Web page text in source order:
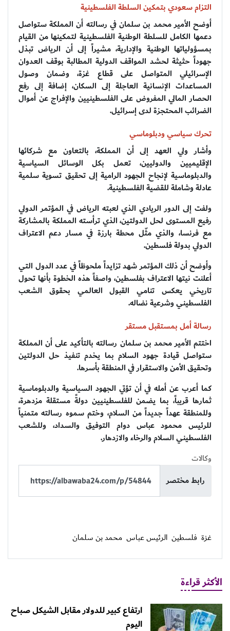
التزام سعودي بتمكين السلطة الفلسطينية
أوضح الأمير محمد بن سلمان في رسالته أن المملكة ستواصل
دعمها الكامل للسلطة الوطنية الفلسطينية لتمكينها من القيام
بمسؤولياتها الوطنية والإدارية، مشيراً إلى أن الرياض تبذل
جهوداً حثيثة لحشد المواقف الدولية المطالبة بوقف العدوان
الإسرائيلي المتواصل على قطاع غزة، وضمان وصول
المساعدات الإنسانية العاجلة إلى السكان، إضافة إلى رفع
الحصار المالي المفروض على الفلسطينيين والإفراج عن أموال
الضرائب المحتجزة لدى إسرائيل.
تحرك سياسي ودبلوماسي
وأشار ولي العهد إلى أن المملكة، بالتعاون مع شركائها
الإقليميين والدوليين، تعمل بكل الوسائل السياسية
والدبلوماسية لإنجاح الجهود الرامية إلى تحقيق تسوية سلمية
عادلة وشاملة للقضية الفلسطينية.
ولفت إلى الدور الريادي الذي لعبته الرياض في المؤتمر الدولي
رفيع المستوى لحل الدولتين، الذي ترأسته المملكة بالمشاركة
مع فرنسا، والذي مثّل محطة بارزة في مسار دعم الاعتراف
الدولي بدولة فلسطين.
وأوضح أن ذلك المؤتمر شهد تزايداً ملحوظاً في عدد الدول التي
أعلنت نيتها الاعتراف بفلسطين، واصفاً هذه الخطوة بأنها تحول
تاريخي يعكس تنامي القبول العالمي بحقوق الشعب
الفلسطيني وشرعية نضاله.
رسالة أمل بمستقبل مستقر
اختتم الأمير محمد بن سلمان رسالته بالتأكيد على أن المملكة
ستواصل قيادة جهود السلام بما يخدم تنفيذ حل الدولتين
وتحقيق الأمن والاستقرار في المنطقة بأسرها.
كما أعرب عن أمله في أن تؤتي الجهود السياسية والدبلوماسية
ثمارها قريباً، بما يضمن للفلسطينيين دولةً مستقلة مزدهرة،
وللمنطقة عهداً جديداً من السلام، وختم سموه رسالته متمنياً
للرئيس محمود عباس دوام التوفيق والسداد، وللشعب
الفلسطيني السلام والرخاء والازدهار.
وكالات
رابط مختصر
غزة فلسطين الرئيس عباس محمد بن سلمان
الأكثر قراءة
ارتفاع كبير للدولار مقابل الشيكل صباح
اليوم